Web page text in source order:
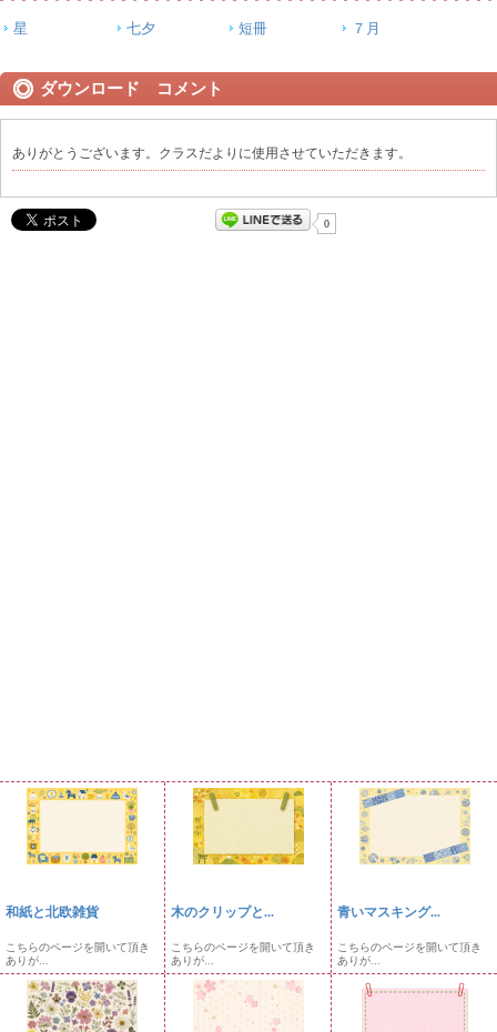
星 七夕 短冊 ７月
ダウンロード コメント
ありがとうございます。クラスだよりに使用させていただきます。
0
和紙と北欧雑貨
こちらのページを開いて頂き
ありが...
木のクリップと...
こちらのページを開いて頂き
ありが...
青いマスキング...
こちらのページを開いて頂き
ありが...